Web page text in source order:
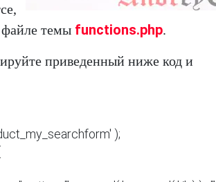
темы functions.php.
приведенный ниже код и
);